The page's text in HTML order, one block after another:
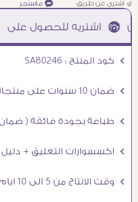
او اشترى عن طريق ¥ ماسنجر
1046
Ö كود المنتج : SA80246
Ö ضمان 10 سنوات على منتجاتنا
Ö طباعة بجودة فائقة ( ضمان على الالوان )
Ö اكسسوارات التعليق + دليل تعليق مصور
Ö وقت الانتاج من 5 الى 10 ايام